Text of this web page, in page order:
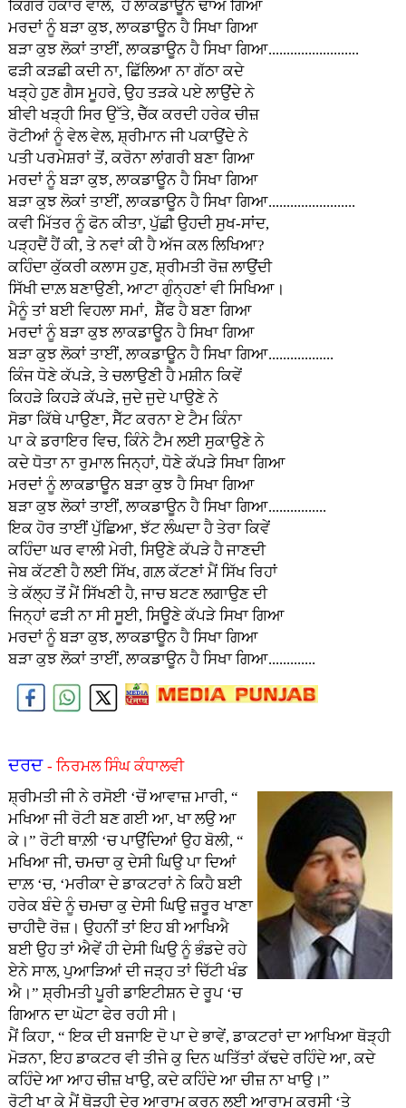
ਕਿੰਗਰੇ ਹੰਕਾਰ ਵਾਲੇ, ਹੈ ਲਾਕਡਾਊਨ ਢਾਅ ਗਿਆ
ਮਰਦਾਂ ਨੂੰ ਬੜਾ ਕੁਝ, ਲਾਕਡਾਊਨ ਹੈ ਸਿਖਾ ਗਿਆ
ਬੜਾ ਕੁਝ ਲੋਕਾਂ ਤਾਈਂ, ਲਾਕਡਾਊਨ ਹੈ ਸਿਖਾ ਗਿਆ.........................
ਫੜੀ ਕੜਛੀ ਕਦੀ ਨਾ, ਛਿੱਲਿਆ ਨਾ ਗੱਠਾ ਕਦੇ
ਖੜ੍ਹੇ ਹੁਣ ਗੈਸ ਮੂਹਰੇ, ਉਹ ਤੜਕੇ ਪਏ ਲਾਉਂਦੇ ਨੇ
ਬੀਵੀ ਖੜ੍ਹੀ ਸਿਰ ਉੱਤੇ, ਚੈੱਕ ਕਰਦੀ ਹਰੇਕ ਚੀਜ਼
ਰੋਟੀਆਂ ਨੂੰ ਵੇਲ ਵੇਲ, ਸ਼੍ਰੀਮਾਨ ਜੀ ਪਕਾਉਂਦੇ ਨੇ
ਪਤੀ ਪਰਮੇਸ਼ਰਾਂ ਤੋਂ, ਕਰੋਨਾ ਲਾਂਗਰੀ ਬਣਾ ਗਿਆ
ਮਰਦਾਂ ਨੂੰ ਬੜਾ ਕੁਝ, ਲਾਕਡਾਊਨ ਹੈ ਸਿਖਾ ਗਿਆ
ਬੜਾ ਕੁਝ ਲੋਕਾਂ ਤਾਈਂ, ਲਾਕਡਾਊਨ ਹੈ ਸਿਖਾ ਗਿਆ........................
ਕਵੀ ਮਿੱਤਰ ਨੂੰ ਫੋਨ ਕੀਤਾ, ਪੁੱਛੀ ਉਹਦੀ ਸੁਖ-ਸਾਂਦ,
ਪੜ੍ਹਦੈਂ ਹੈਂ ਕੀ, ਤੇ ਨਵਾਂ ਕੀ ਹੈ ਅੱਜ ਕਲ ਲਿਖਿਆ?
ਕਹਿੰਦਾ ਕੁੱਕਰੀ ਕਲਾਸ ਹੁਣ, ਸ਼੍ਰੀਮਤੀ ਰੋਜ਼ ਲਾਉਂਦੀ
ਸਿੱਖੀ ਦਾਲ਼ ਬਣਾਉਣੀ, ਆਟਾ ਗੁੰਨ੍ਹਣਾਂ ਵੀ ਸਿਖਿਆ।
ਮੈਨੂੰ ਤਾਂ ਬਈ ਵਿਹਲਾ ਸਮਾਂ, ਸ਼ੈੱਫ ਹੈ ਬਣਾ ਗਿਆ
ਮਰਦਾਂ ਨੂੰ ਬੜਾ ਕੁਝ ਲਾਕਡਾਊਨ ਹੈ ਸਿਖਾ ਗਿਆ
ਬੜਾ ਕੁਝ ਲੋਕਾਂ ਤਾਈਂ, ਲਾਕਡਾਊਨ ਹੈ ਸਿਖਾ ਗਿਆ..................
ਕਿੰਜ ਧੋਣੇ ਕੱਪੜੇ, ਤੇ ਚਲਾਉਣੀ ਹੈ ਮਸ਼ੀਨ ਕਿਵੇਂ
ਕਿਹੜੇ ਕਿਹੜੇ ਕੱਪੜੇ, ਜੁਦੇ ਜੁਦੇ ਪਾਉਣੇ ਨੇ
ਸੋਡਾ ਕਿੱਥੇ ਪਾਉਣਾ, ਸੈੱਟ ਕਰਨਾ ਏ ਟੈਮ ਕਿੰਨਾ
ਪਾ ਕੇ ਡਰਾਇਰ ਵਿਚ, ਕਿੰਨੇ ਟੈਮ ਲਈ ਸੁਕਾਉਣੇ ਨੇ
ਕਦੇ ਧੋਤਾ ਨਾ ਰੁਮਾਲ ਜਿਨ੍ਹਾਂ, ਧੋਣੇ ਕੱਪੜੇ ਸਿਖਾ ਗਿਆ
ਮਰਦਾਂ ਨੂੰ ਲਾਕਡਾਊਨ ਬੜਾ ਕੁਝ ਹੈ ਸਿਖਾ ਗਿਆ
ਬੜਾ ਕੁਝ ਲੋਕਾਂ ਤਾਈਂ, ਲਾਕਡਾਊਨ ਹੈ ਸਿਖਾ ਗਿਆ................
ਇਕ ਹੋਰ ਤਾਈਂ ਪੁੱਛਿਆ, ਝੱਟ ਲੰਘਦਾ ਹੈ ਤੇਰਾ ਕਿਵੇਂ
ਕਹਿੰਦਾ ਘਰ ਵਾਲੀ ਮੇਰੀ, ਸਿਉਣੇ ਕੱਪੜੇ ਹੈ ਜਾਣਦੀ
ਜੇਬ ਕੱਟਣੀ ਹੈ ਲਈ ਸਿੱਖ, ਗਲ਼ ਕੱਟਣਾਂ ਮੈਂ ਸਿੱਖ ਰਿਹਾਂ
ਤੇ ਕੱਲ੍ਹ ਤੋਂ ਮੈਂ ਸਿੱਖਣੀ ਹੈ, ਜਾਚ ਬਟਣ ਲਗਾਉਣ ਦੀ
ਜਿਨ੍ਹਾਂ ਫੜੀ ਨਾ ਸੀ ਸੂਈ, ਸਿਊਣੇ ਕੱਪੜੇ ਸਿਖਾ ਗਿਆ
ਮਰਦਾਂ ਨੂੰ ਬੜਾ ਕੁਝ, ਲਾਕਡਾਊਨ ਹੈ ਸਿਖਾ ਗਿਆ
ਬੜਾ ਕੁਝ ਲੋਕਾਂ ਤਾਈਂ, ਲਾਕਡਾਊਨ ਹੈ ਸਿਖਾ ਗਿਆ.............
ਦਰਦ - ਨਿਰਮਲ ਸਿੰਘ ਕੰਧਾਲਵੀ
ਸ਼੍ਰੀਮਤੀ ਜੀ ਨੇ ਰਸੋਈ ‘ਚੋਂ ਆਵਾਜ਼ ਮਾਰੀ, “
ਮਖਿਆ ਜੀ ਰੋਟੀ ਬਣ ਗਈ ਆ, ਖਾ ਲਉ ਆ
ਕੇ।” ਰੋਟੀ ਥਾਲ਼ੀ ‘ਚ ਪਾਉਂਦਿਆਂ ਉਹ ਬੋਲੀ, “
ਮਖਿਆ ਜੀ, ਚਮਚਾ ਕੁ ਦੇਸੀ ਘਿਉ ਪਾ ਦਿਆਂ
ਦਾਲ਼ ‘ਚ, ‘ਮਰੀਕਾ ਦੇ ਡਾਕਟਰਾਂ ਨੇ ਕਿਹੈ ਬਈ
ਹਰੇਕ ਬੰਦੇ ਨੂੰ ਚਮਚਾ ਕੁ ਦੇਸੀ ਘਿਉ ਜ਼ਰੂਰ ਖਾਣਾ
ਚਾਹੀਦੈ ਰੋਜ਼। ਉਹਨੀਂ ਤਾਂ ਇਹ ਬੀ ਆਖਿਐ
ਬਈ ਉਹ ਤਾਂ ਐਵੇਂ ਹੀ ਦੇਸੀ ਘਿਉ ਨੂੰ ਭੰਡਦੇ ਰਹੇ
ਏਨੇ ਸਾਲ, ਪੁਆੜਿਆਂ ਦੀ ਜੜ੍ਹ ਤਾਂ ਚਿੱਟੀ ਖੰਡ
ਐ।” ਸ਼੍ਰੀਮਤੀ ਪੂਰੀ ਡਾਇਟੀਸ਼ਨ ਦੇ ਰੂਪ ‘ਚ
ਗਿਆਨ ਦਾ ਘੋਟਾ ਫੇਰ ਰਹੀ ਸੀ।
ਮੈਂ ਕਿਹਾ, “ ਇਕ ਦੀ ਬਜਾਇ ਦੋ ਪਾ ਦੇ ਭਾਵੇਂ, ਡਾਕਟਰਾਂ ਦਾ ਆਖਿਆ ਥੋੜ੍ਹੀ
ਮੋੜਨਾ, ਇਹ ਡਾਕਟਰ ਵੀ ਤੀਜੇ ਕੁ ਦਿਨ ਘਤਿੱਤਾਂ ਕੱਢਦੇ ਰਹਿੰਦੇ ਆ, ਕਦੇ
ਕਹਿੰਦੇ ਆ ਆਹ ਚੀਜ਼ ਖਾਉ, ਕਦੇ ਕਹਿੰਦੇ ਆ ਚੀਜ਼ ਨਾ ਖਾਉ।”
ਰੋਟੀ ਖਾ ਕੇ ਮੈਂ ਥੋੜ੍ਹੀ ਦੇਰ ਆਰਾਮ ਕਰਨ ਲਈ ਆਰਾਮ ਕੁਰਸੀ ‘ਤੇ